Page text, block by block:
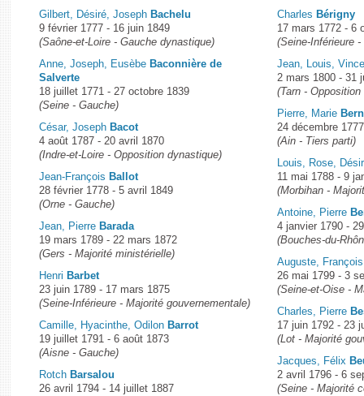
Gilbert, Désiré, Joseph Bachelu
9 février 1777 - 16 juin 1849
(Saône-et-Loire - Gauche dynastique)
Anne, Joseph, Eusèbe Baconnière de
Salverte
18 juillet 1771 - 27 octobre 1839
(Seine - Gauche)
César, Joseph Bacot
4 août 1787 - 20 avril 1870
(Indre-et-Loire - Opposition dynastique)
Jean-François Ballot
28 février 1778 - 5 avril 1849
(Orne - Gauche)
Jean, Pierre Barada
19 mars 1789 - 22 mars 1872
(Gers - Majorité ministérielle)
Henri Barbet
23 juin 1789 - 17 mars 1875
(Seine-Inférieure - Majorité gouvernementale)
Camille, Hyacinthe, Odilon Barrot
19 juillet 1791 - 6 août 1873
(Aisne - Gauche)
Rotch Barsalou
26 avril 1794 - 14 juillet 1887
Charles Bérigny
17 mars 1772 - 6
(Seine-Inférieure
Jean, Louis,
2 mars 1800 - 31
(Tarn -
Pierre, Marie
24 décembre
(Ain - Tiers parti)
Louis, Rose,
11 mai 1788 - 9
(Morbihan -
Antoine, Pierre
4 janvier 1790 -
(Bouches-du-
Auguste,
26 mai 1799 - 3
(Seine-et-Oise -
Charles, Pierre
17 juin 1792 - 23
(Lot - Majorité
Jacques, Félix
2 avril 1796 - 6
(Seine - Majorité